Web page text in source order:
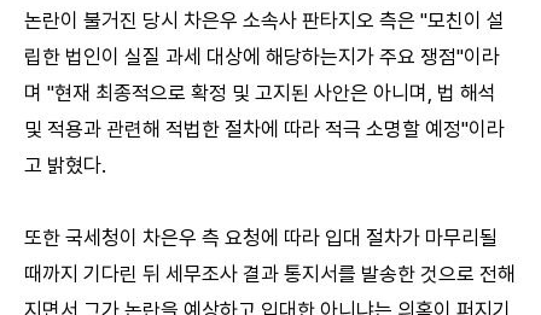
논란이 불거진 당시 차은우 소속사 판타지오 측은 "모친이 설
립한 법인이 실질 과세 대상에 해당하는지가 주요 쟁점"이라
며 "현재 최종적으로 확정 및 고지된 사안은 아니며, 법 해석
및 적용과 관련해 적법한 절차에 따라 적극 소명할 예정"이라
고 밝혔다.
또한 국세청이 차은우 측 요청에 따라 입대 절차가 마무리될
때까지 기다린 뒤 세무조사 결과 통지서를 발송한 것으로 전해
지면서 그가 논란을 예상하고 입대한 아니냐는 의혹이 퍼지기